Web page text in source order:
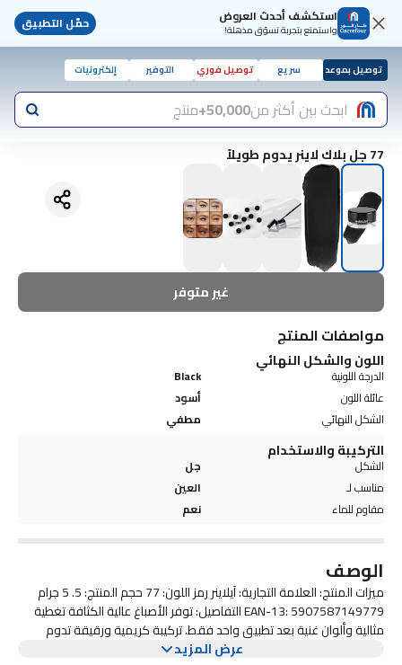
استكشف أحدث العروض
واستمتع بتجربة تسوّق مذهلة! حمّل التطبيق
توصيل بموعد سريع توصيل فوري التوفير إلكترونيات
ابحث بين أكثر من50,000+ منتج
77 جل بلاك لاينر يدوم طويلاً
غير متوفر
مواصفات المنتج
اللون والشكل النهائي
الدرجة اللونية
Black
عائلة اللون
أسود
الشكل النهائي
مطفي
التركيبة والاستخدام
الشكل
جل
مناسب لـ
العين
مقاوم للماء
نعم
الوصف
ميزات المنتج: العلامة التجارية: آيلاينر رمز اللون: 77 حجم المنتج: 5. 5 جرام
EAN-13: 5907587149779 التفاصيل: توفر الأصباغ عالية الكثافة تغطية
مثالية وألوان غنية بعد تطبيق واحد فقط. تركيبة كريمية ورقيقة تدوم
طويلاً تجف لتمنحك لمسة نهائية تدوم طويلاً ومقاومة للتلطخ والتجاعيد.
عرض المزيد